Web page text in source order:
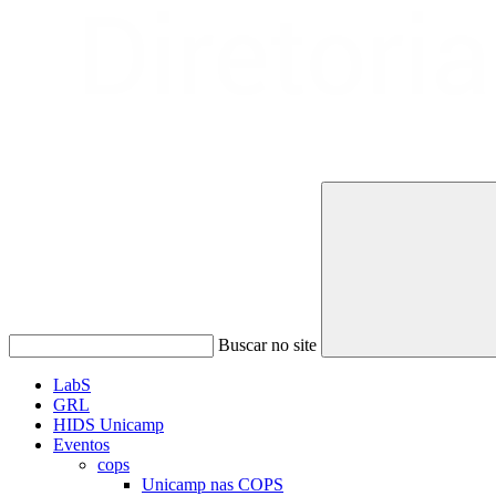
Buscar no site
LabS
GRL
HIDS Unicamp
Eventos
cops
Unicamp nas COPS